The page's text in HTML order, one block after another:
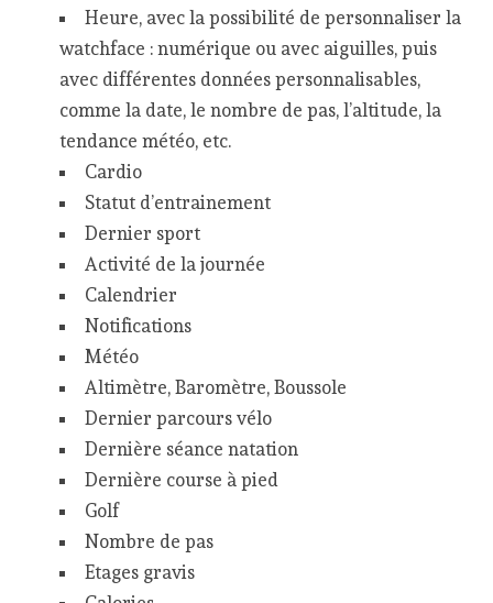
Heure, avec la possibilité de personnaliser la
watchface : numérique ou avec aiguilles, puis
avec différentes données personnalisables,
comme la date, le nombre de pas, l’altitude, la
tendance météo, etc.
Cardio
Statut d’entrainement
Dernier sport
Activité de la journée
Calendrier
Notifications
Météo
Altimètre, Baromètre, Boussole
Dernier parcours vélo
Dernière séance natation
Dernière course à pied
Golf
Nombre de pas
Etages gravis